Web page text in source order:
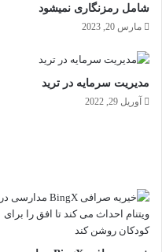
شامل رمزنگاری نمیشود
مارس 20, 2023
مدیریت سرمایه در ترید
آوریل 29, 2022